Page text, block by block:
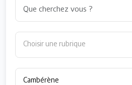
Choisir une rubrique
Cambérène